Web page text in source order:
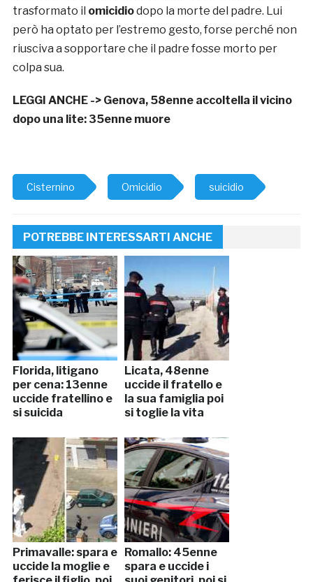
trasformato il omicidiodopo la morte del padre. Lui
però ha optato per l’estremo gesto, forse perché non
riusciva a sopportare che il padre fosse morto per
colpa sua.
LEGGI ANCHE -> Genova, 58enne accoltella il vicino
dopo una lite: 35enne muore
Cisternino Omicidio suicidio
POTREBBE INTERESSARTI ANCHE
Florida, litigano
per cena: 13enne
uccide fratellino e
si suicida
Licata, 48enne
uccide il fratello e
la sua famiglia poi
si toglie la vita
Primavalle: spara e
uccide la moglie e
Romallo: 45enne
spara e uccide i